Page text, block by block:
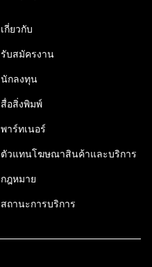
เกี่ยวกับ
รับสมัครงาน
นักลงทุน
สื่อสิ่งพิมพ์
พาร์ทเนอร์
ตัวแทนโฆษณาสินค้าและบริการ
กฎหมาย
สถานะการบริการ